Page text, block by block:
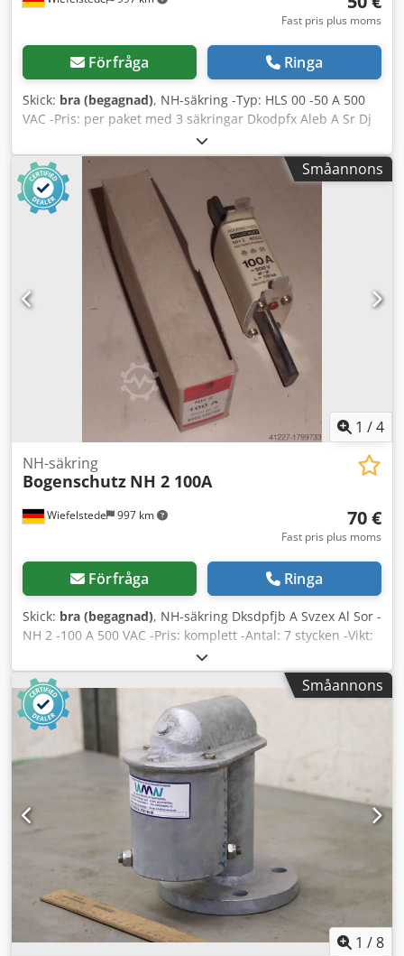
Fast pris plus moms
Förfråga Ringa
Skick: bra (begagnad), NH-säkring -Typ: HLS 00 -50 A 500
VAC -Pris: per paket med 3 säkringar Dkodpfx Aleb A Sr Dj
Sjr -12x paket: 3 st per paket -Vikt: 0,6 kg per paket
Småannons
1 /4
Wiefelstede 997 km
NH-säkring
Bogenschutz NH 2 100A
70 €
Fast pris plus moms
Förfråga Ringa
Skick: bra (begagnad), NH-säkring Dksdpfjb A Svzex Al Sor -
NH 2 -100 A 500 VAC -Pris: komplett -Antal: 7 stycken -Vikt:
Småannons
1 /8